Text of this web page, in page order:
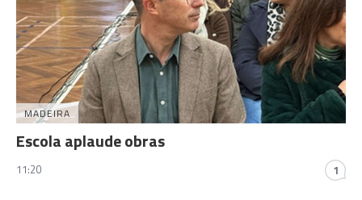
MADEIRA
Escola aplaude obras
11:20 1